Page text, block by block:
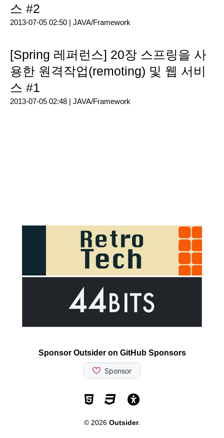
스 #2
2013-07-05 02:50 | JAVA/Framework
[Spring 레퍼런스] 20장 스프링을 사
용한 원격작업(remoting) 및 웹 서비
스 #1
2013-07-05 02:48 | JAVA/Framework
Sponsor Outsider on GitHub Sponsors
Valid HTML5
Valid CSS
WCAG 2.1 AA
© 2026 Outsider.